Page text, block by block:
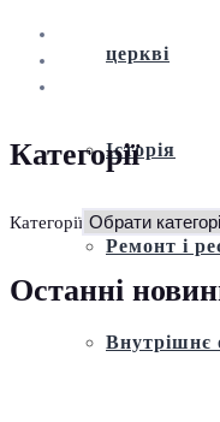
церкві
Історія
Ремонт і
Внутрішнє
Категорії
Категорії
Останні